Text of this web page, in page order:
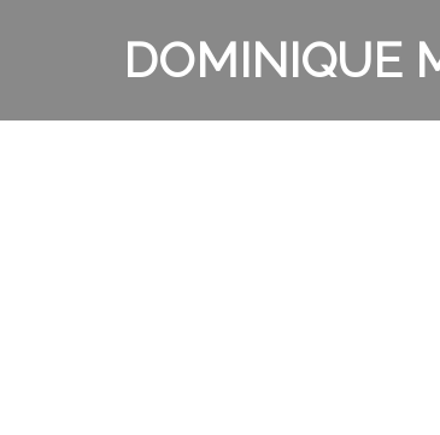
DOMINIQUE